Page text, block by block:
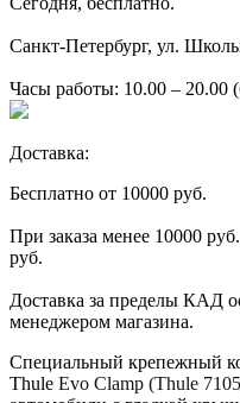
Санкт-Петербург, ул.
Часы работы: 10.00 – 20.00
Доставка:
Бесплатно от 10000 руб.
При заказа менее 10000
руб.
Доставка за пределы КАД
менеджером магазина.
Специальный крепежный
Thule Evo Clamp (Thule